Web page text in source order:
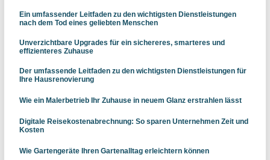
Ein umfassender Leitfaden zu den wichtigsten Dienstleistungen
nach dem Tod eines geliebten Menschen
Unverzichtbare Upgrades für ein sichereres, smarteres und
effizienteres Zuhause
Der umfassende Leitfaden zu den wichtigsten Dienstleistungen für
Ihre Hausrenovierung
Wie ein Malerbetrieb Ihr Zuhause in neuem Glanz erstrahlen lässt
Digitale Reisekostenabrechnung: So sparen Unternehmen Zeit und
Kosten
Wie Gartengeräte Ihren Gartenalltag erleichtern können